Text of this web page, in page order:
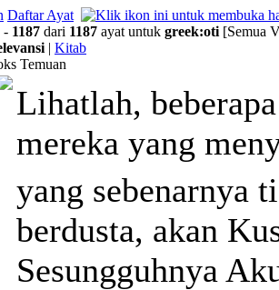
Daftar Ayat
- 1187 dari 1187 ayat untuk greek:oti [Semua
| Kitab
Temuan
Lihatlah,
mereka yang
yang sebenarnya
berdusta, akan
Sesungguhnya